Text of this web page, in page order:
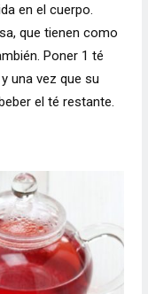
en el cuerpo.
que tienen como
Poner 1 té
una vez que su
el té restante.